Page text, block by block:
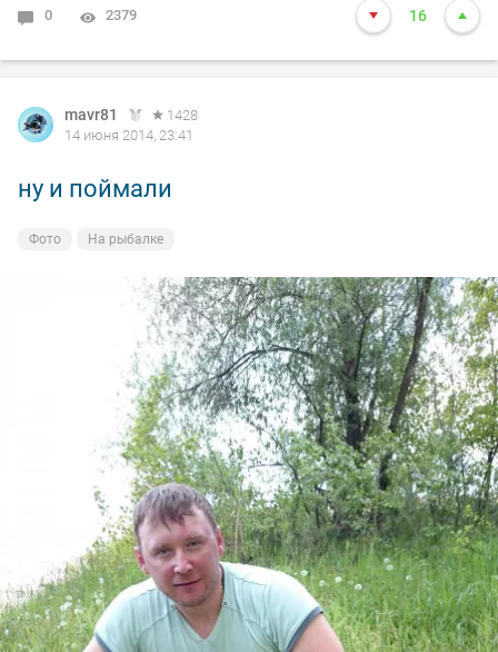
0 2379 16
mavr81
1428
14 июня 2014, 23:41
ну и поймали
Фото На рыбалке